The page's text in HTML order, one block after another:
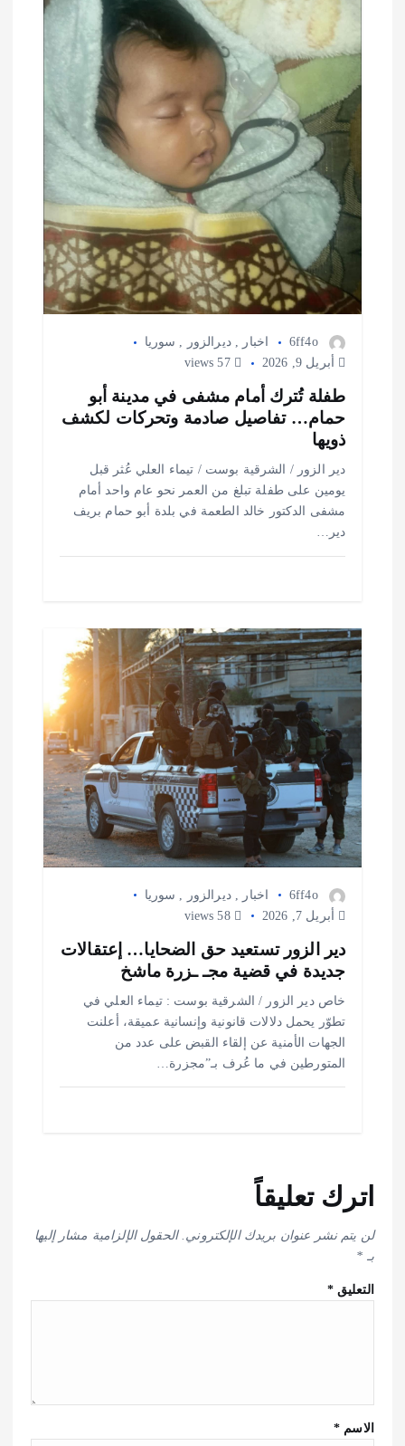
ت
6ff4o اخبار ,ديرالزور , سوريا
أبريل 9, 2026
57 views
طفلة تُترك أمام مشفى في مدينة أبو
حمام… تفاصيل صادمة وتحركات لكشف
ذويها
دير الزور / الشرقية بوست / تيماء العلي عُثر قبل
يومين على طفلة تبلغ من العمر نحو عام واحد أمام
مشفى الدكتور خالد الطعمة في بلدة أبو حمام بريف
دير…
6ff4o اخبار ,ديرالزور , سوريا
أبريل 7, 2026
58 views
دير الزور تستعيد حق الضحايا… إعتقالات
جديدة في قضية مجـ ـزرة ماشخ
خاص دير الزور / الشرقية بوست : تيماء العلي في
تطوّر يحمل دلالات قانونية وإنسانية عميقة، أعلنت
الجهات الأمنية عن إلقاء القبض على عدد من
المتورطين في ما عُرف بـ”مجزرة…
اترك تعليقاً
لن يتم نشر عنوان بريدك الإلكتروني. الحقول الإلزامية مشار إليها
بـ *
التعليق*
الاسم *